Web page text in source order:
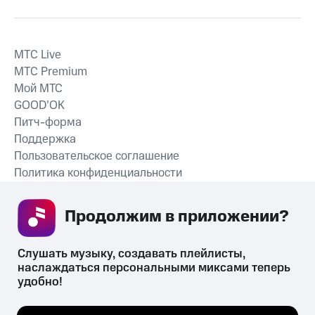
СКАЧАТЬ ПРИЛОЖЕНИЕ
MTС Live
MTС Premium
Мой МТС
GOOD’OK
Питч-форма
Поддержка
Пользовательское соглашение
Политика конфиденциальности
психотропных веществ, их аналогов причиняет вред здоровью,
Слушать музыку, создавать плейлисты,
наслаждаться персональными миксами теперь
удобно!